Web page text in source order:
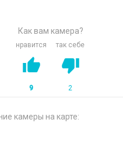
Как вам камера?
нравится так себе
9 2
камеры на карте: